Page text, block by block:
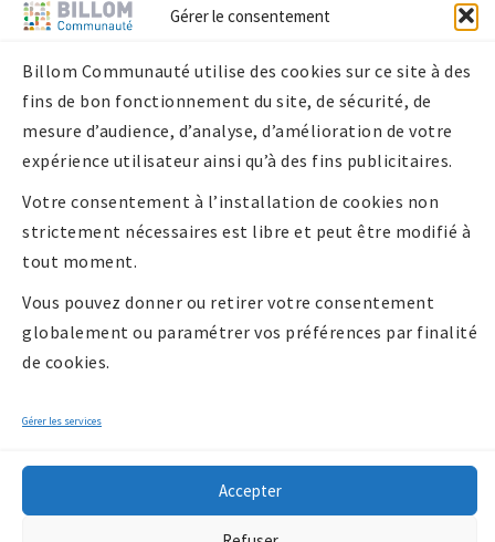
Gérer le consentement
Billom Communauté utilise des cookies sur ce site à des
fins de bon fonctionnement du site, de sécurité, de
mesure d’audience, d’analyse, d’amélioration de votre
expérience utilisateur ainsi qu’à des fins publicitaires.
Votre consentement à l’installation de cookies non
strictement nécessaires est libre et peut être modifié à
tout moment.
Vous pouvez donner ou retirer votre consentement
globalement ou paramétrer vos préférences par finalité
de cookies.
Gérer les services
Accepter
confidentialité
Politique de
cookies UE
Communauté de